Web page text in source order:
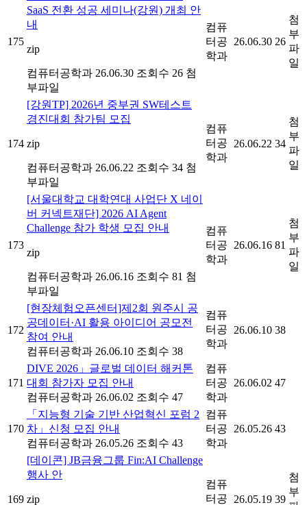
175
SaaS 전환 성공 세미나(강원) 개최 안
내
zip
컴퓨터공학과 26.06.30 조회수 26 첨
부파일
컴퓨
터공
학과
26.06.30 26
첨
부
파
일
174
[강원TP] 2026년 중부권 SW테스트
경진대회 참가팀 모집
zip
컴퓨터공학과 26.06.22 조회수 34 첨
부파일
컴퓨
터공
학과
26.06.22 34
첨
부
파
일
173
[서울대학교 대학연대 사업단 X 네이
버 커넥트재단] 2026 AI Agent
Challenge 참가 학생 모집 안내
zip
컴퓨터공학과 26.06.16 조회수 81 첨
부파일
컴퓨
터공
학과
26.06.16 81
첨
부
파
일
172
[현장체험오픈센터]제2회 원주시 공
공데이터·AI 활용 아이디어 공모전
참여 안내
컴퓨터공학과 26.06.10 조회수 38
컴퓨
터공
학과
26.06.10 38
171
DIVE 2026」글로벌 데이터 해커톤
대회 참가자 모집 안내
컴퓨터공학과 26.06.02 조회수 47
컴퓨
터공
학과
26.06.02 47
170
「지능형 기술 기반 산업혁신 포럼 2
차」신청 모집 안내
컴퓨터공학과 26.05.26 조회수 43
컴퓨
터공
학과
26.05.26 43
169
[데이콘] JB금융그룹 Fin:AI Challenge
행사 안
zip
컴퓨
터공
26.05.19 39
첨
부